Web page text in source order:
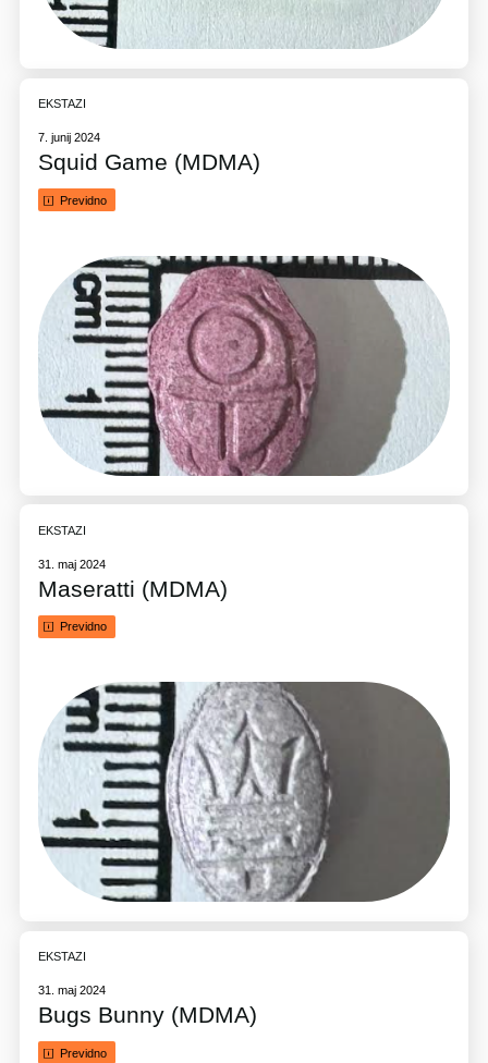
EKSTAZI
7. junij 2024
Squid Game (MDMA)
Previdno
EKSTAZI
31. maj 2024
Maseratti (MDMA)
Previdno
EKSTAZI
31. maj 2024
Bugs Bunny (MDMA)
Previdno